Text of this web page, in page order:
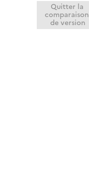
Quitter la
comparaison
de version